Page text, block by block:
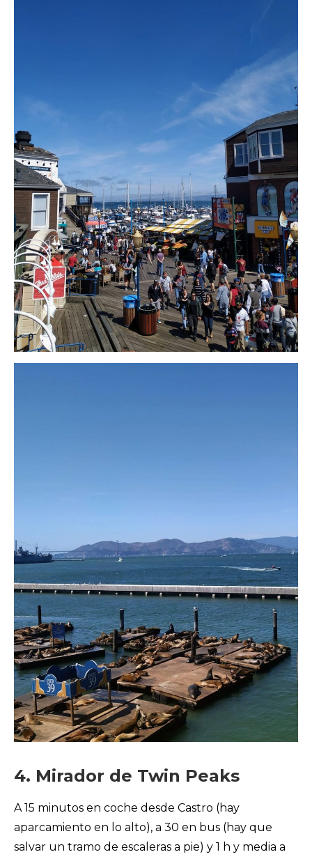
4. Mirador de Twin Peaks
A 15 minutos en coche desde Castro (hay
aparcamiento en lo alto), a 30 en bus (hay que
salvar un tramo de escaleras a pie) y 1 h y media a